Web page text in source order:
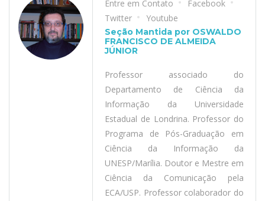
Entre em Contato
Facebook
Twitter
Youtube
Seção Mantida por OSWALDO
FRANCISCO DE ALMEIDA
JÚNIOR
Professor associado do
Departamento de Ciência da
Informação da Universidade
Estadual de Londrina. Professor do
Programa de Pós-Graduação em
Ciência da Informação da
UNESP/Marília. Doutor e Mestre em
Ciência da Comunicação pela
ECA/USP. Professor colaborador do